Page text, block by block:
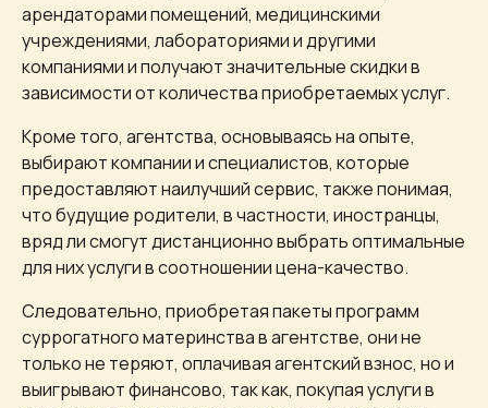
арендаторами помещений, медицинскими
учреждениями, лабораториями и другими
компаниями и получают значительные скидки в
зависимости от количества приобретаемых услуг.
Кроме того, агентства, основываясь на опыте,
выбирают компании и специалистов, которые
предоставляют наилучший сервис, также понимая,
что будущие родители, в частности, иностранцы,
вряд ли смогут дистанционно выбрать оптимальные
для них услуги в соотношении цена-качество.
Следовательно, приобретая пакеты программ
суррогатного материнства в агентстве, они не
только не теряют, оплачивая агентский взнос, но и
выигрывают финансово, так как, покупая услуги в